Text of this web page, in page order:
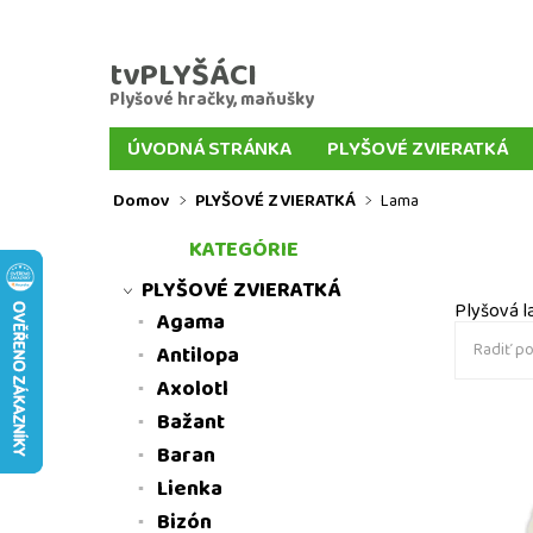
tvPLYŠÁCI
Plyšové hračky, maňušky
ÚVODNÁ STRÁNKA PLYŠOVÉ ZVIERATKÁ
VEĽKÍ PLYŠÁCI
PLYŠOVÉ KĽÚČENKY
DOPRAVA A PLATBA TOVARU
Domov PLYŠOVÉ ZVIERATKÁ Lama
Plyšová
Radiť
KATEGÓRIE
PLYŠOVÉ ZVIERATKÁ
Agama
Antilopa
Axolotl
Bažant
Baran
Lienka
Bizón